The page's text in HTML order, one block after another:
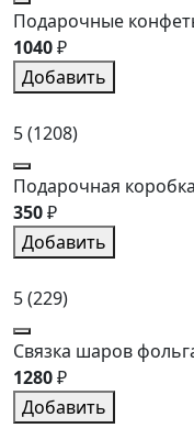
Подарочные
1040₽
Добавить
5(1208)
Подарочная
350₽
Добавить
5(229)
Связка шаров
1280₽
Добавить